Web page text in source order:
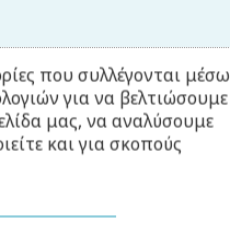
που συλλέγονται μέσω
για να βελτιώσουμε
μας, να αναλύσουμε
και για σκοπούς